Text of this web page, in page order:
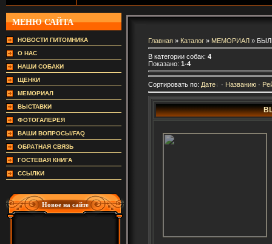
МЕНЮ САЙТА
НОВОСТИ ПИТОМНИКА
О НАС
НАШИ СОБАКИ
ЩЕНКИ
МЕМОРИАЛ
ВЫСТАВКИ
ФОТОГАЛЕРЕЯ
ВАШИ ВОПРОСЫ/FAQ
ОБРАТНАЯ СВЯЗЬ
ГОСТЕВАЯ КНИГА
ССЫЛКИ
Новое на сайте
Главная » Каталог » МЕМОРИАЛ »
В категории собак: 4
Показано: 1-4
Сортировать по: Дате · Названию ·